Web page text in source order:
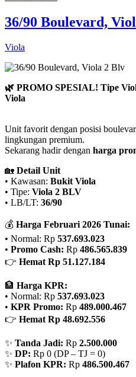
36/90 Boulevard,
Viola
🌿 PROMO SPESIAL! Tipe
Viola
Unit favorit dengan posisi
lingkungan premium.
Sekarang hadir dengan harga
🏡 Detail Unit
• Kawasan: Bukit Viola
• Tipe: Viola 2 BLV
• LB/LT: 36/90
💰 Harga Februari 2026 Tunai:
• Normal: Rp 537.693.023
• Promo Cash: Rp 486.565.839
👉 Hemat Rp 51.127.184
🏦 Harga KPR:
• Normal: Rp 537.693.023
• KPR Promo: Rp 489.000.467
👉 Hemat Rp 48.692.556
✨ Tanda Jadi: Rp 2.500.000
✨ DP: Rp 0 (DP – TJ = 0)
✨ Plafon KPR: Rp 486.500.467